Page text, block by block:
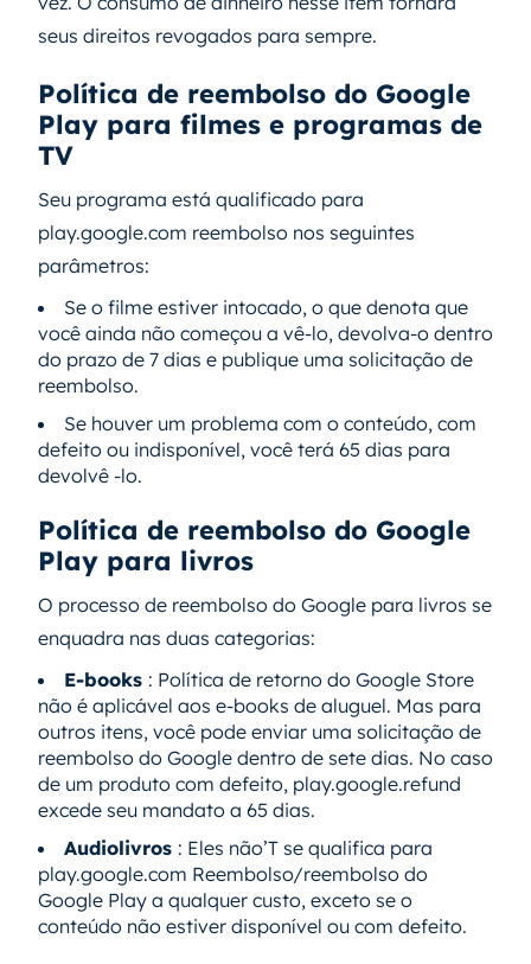
seus direitos revogados para sempre.
Política de reembolso do Google
Play para filmes e programas de
TV
Seu programa está qualificado para
play.google.com reembolso nos seguintes
parâmetros:
Se o filme estiver intocado, o que denota que
você ainda não começou a vê-lo, devolva-o dentro
do prazo de 7 dias e publique uma solicitação de
reembolso.
Se houver um problema com o conteúdo, com
defeito ou indisponível, você terá 65 dias para
devolvê -lo.
Política de reembolso do Google
Play para livros
O processo de reembolso do Google para livros se
enquadra nas duas categorias:
E-books : Política de retorno do Google Store
não é aplicável aos e-books de aluguel. Mas para
outros itens, você pode enviar uma solicitação de
reembolso do Google dentro de sete dias. No caso
de um produto com defeito, play.google.refund
excede seu mandato a 65 dias.
Audiolivros : Eles não’T se qualifica para
play.google.com Reembolso/reembolso do
Google Play a qualquer custo, exceto se o
conteúdo não estiver disponível ou com defeito.